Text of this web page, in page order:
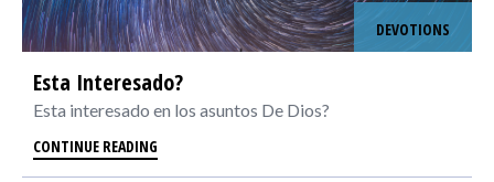
DEVOTIONS
Esta Interesado?
Esta interesado en los asuntos De Dios?
CONTINUE READING